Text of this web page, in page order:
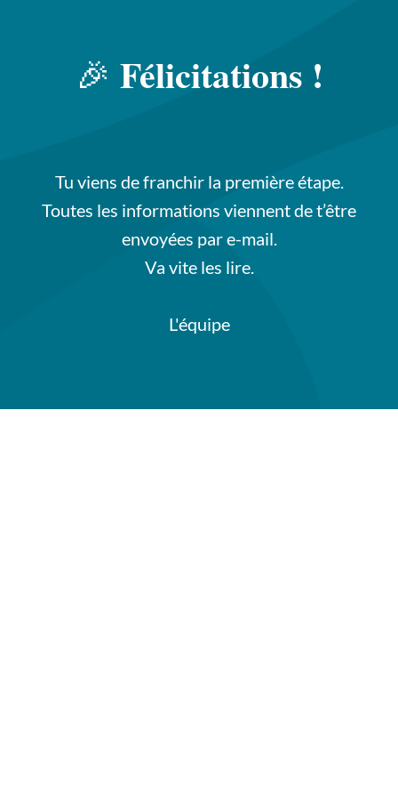
🎉 Félicitations !
Tu viens de franchir la première étape.
Toutes les informations viennent de t’être
envoyées par e-mail.
Va vite les lire.
L'équipe